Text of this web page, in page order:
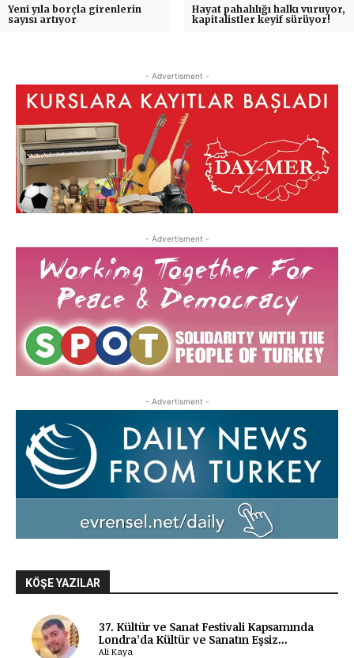
Yeni yıla borçla girenlerin
sayısı artıyor
Hayat pahalılığı halkı vuruyor,
kapitalistler keyif sürüyor!
- Advertisment -
- Advertisment -
- Advertisment -
KÖŞE YAZILAR
37. Kültür ve Sanat Festivali Kapsamında
Londra’da Kültür ve Sanatın Eşsiz...
Ali Kaya